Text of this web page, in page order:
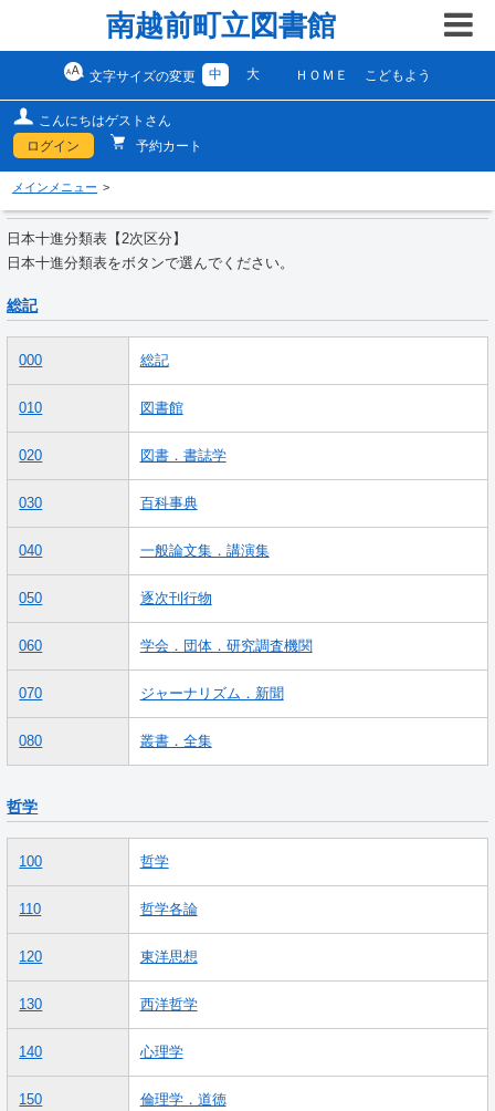
南越前町立図書館
文字サイズの変更 中 大 ＨＯＭＥ こどもよう
こんにちはゲストさん
ログイン
予約カート
メインメニュー
日本十進分類表【2次区分】
日本十進分類表をボタンで選んでください。
総記
000 総記
010 図書館
020 図書．書誌学
030 百科事典
040 一般論文集．講演集
050 逐次刊行物
060 学会．団体．研究調査機関
070 ジャーナリズム．新聞
080 叢書．全集
哲学
100 哲学
110 哲学各論
120 東洋思想
130 西洋哲学
140 心理学
150 倫理学．道徳